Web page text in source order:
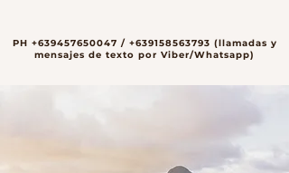
PH +639457650047 / +639158563793 (llamadas y
mensajes de texto por Viber/Whatsapp)